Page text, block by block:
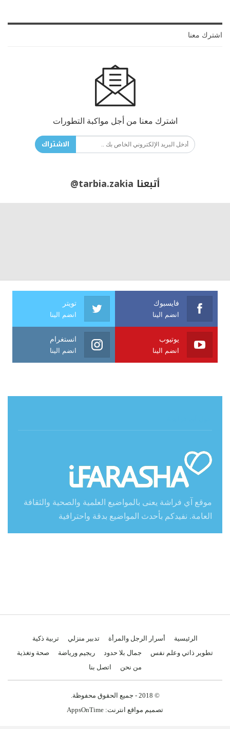
اشترك معنا
اشترك معنا من أجل مواكبة التطورات
الاشتراك
أتبعنا @tarbia.zakia
فايسبوك
انضم الينا
تويتر
انضم الينا
يوتيوب
انضم الينا
انستغرام
انضم الينا
موقع آي فراشة يعنى بالمواضيع العلمية والصحية والثقافة
العامة. نفيدكم بأحدث المواضيع بدقة واحترافية
الرئيسية أسرار الرجل والمرأة تدبير منزلي
تربية ذكية
تطوير ذاتي وعلم نفس
جمال بلا حدود ريجيم ورياضة
صحة وتغذية
من نحن
اتصل بنا
© 2018 - جميع الحقوق محفوظة.
تصميم مواقع انترنت: AppsOnTime